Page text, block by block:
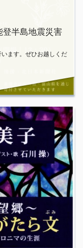
半島地震災害
ます。ぜひお越しくだ